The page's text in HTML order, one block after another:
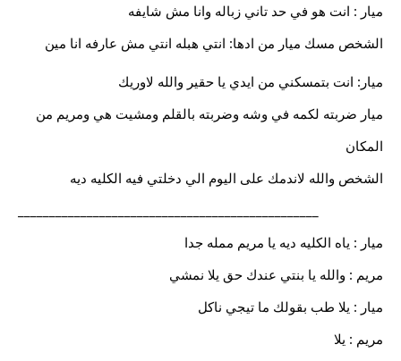
ميار : انت هو في حد تاني زباله وانا مش شايفه
الشخص مسك ميار من ادها: انتي هبله انتي مش عارفه انا مين
ميار: انت بتمسكني من ايدي يا حقير والله لاوريك
ميار ضربته لكمه في وشه وضربته بالقلم ومشيت هي ومريم من
المكان
الشخص والله لاندمك على اليوم الي دخلتي فيه الكليه ديه
ميار : ياه الكليه ديه يا مريم ممله جدا
مريم : والله يا بنتي عندك حق يلا نمشي
ميار : يلا طب بقولك ما تيجي ناكل
مريم : يلا